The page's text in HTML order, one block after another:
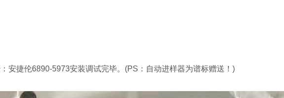
安捷伦6890-5973安装调试完毕。(PS：自动进样器为谱标赠送！)